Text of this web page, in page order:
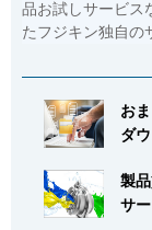
品お試しサービス
たフジキン独自の
お
ダ
製
サ